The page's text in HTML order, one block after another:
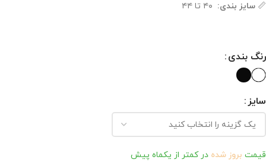
📏 سایز بندی:
رنگ بندی
سایز
قیمت بروز شده در کمتر از یکماه پیش